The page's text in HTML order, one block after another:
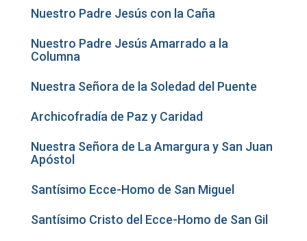
Nuestro Padre Jesús con la Caña
Nuestro Padre Jesús Amarrado a la
Columna
Nuestra Señora de la Soledad del Puente
Archicofradía de Paz y Caridad
Nuestra Señora de La Amargura y San Juan
Apóstol
Santísimo Ecce-Homo de San Miguel
Santísimo Cristo del Ecce-Homo de San Gil